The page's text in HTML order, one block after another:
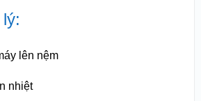
lên nệm
nhiệt